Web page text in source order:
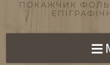
ПОКАЖЧИК